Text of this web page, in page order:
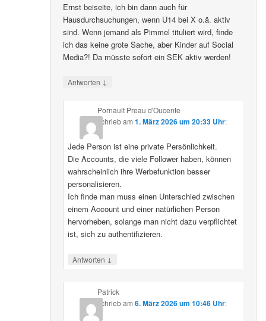
Ernst beiseite, ich bin dann auch für
Hausdurchsuchungen, wenn U14 bei X o.ä. aktiv
sind. Wenn jemand als Pimmel tituliert wird, finde
ich das keine grote Sache, aber Kinder auf Social
Media?! Da müsste sofort ein SEK aktiv werden!
Antworten ↓
Pornault Preau d'Oucente
schriebam 1. März 2026 um 20:33 Uhr:
Jede Person ist eine private Persönlichkeit.
Die Accounts, die viele Follower haben, können
wahrscheinlich ihre Werbefunktion besser
personalisieren.
Ich finde man muss einen Unterschied zwischen
einem Account und einer natürlichen Person
hervorheben, solange man nicht dazu verpflichtet
ist, sich zu authentifizieren.
Antworten ↓
Patrick
schriebam 6. März 2026 um 10:46 Uhr: